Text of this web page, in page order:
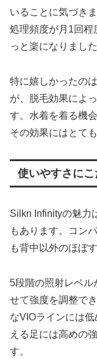
いることに気づき
処理頻度が月1回程
っと楽になりました
特に嬉しかったの
が、脱毛効果によ
す。水着を着る機
その効果にはとて
使いやすさに
Silkn Infinityの魅力
もあります。コン
も背中以外のほぼ
5段階の照射レベル
せて強度を調整で
なVIOラインには
える足には高めの
す。